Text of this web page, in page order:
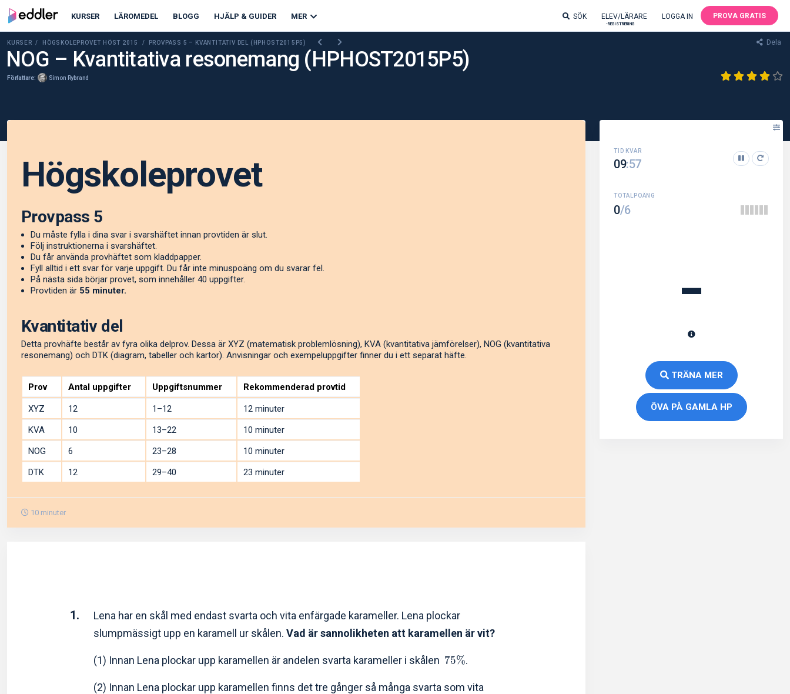
KURSER LÄROMEDEL BLOGG HJÄLP & GUIDER MER SÖK ELEV/LÄRARE
-REGISTRERING
LOGGA IN PROVA GRATIS
Dela
KURSER / HÖGSKOLEPROVET HÖST 2015 / PROVPASS 5 – KVANTITATIV DEL (HPHOST2015P5)
NOG – Kvantitativa resonemang (HPHOST2015P5)
Författare: Simon Rybrand
Högskoleprovet
Provpass 5
Du måste fylla i dina svar i svarshäftet innan provtiden är slut.
Följ instruktionerna i svarshäftet.
Du får använda provhäftet som kladdpapper.
Fyll alltid i ett svar för varje uppgift. Du får inte minuspoäng om du svarar fel.
På nästa sida börjar provet, som innehåller 40 uppgifter.
Provtiden är 55 minuter.
Kvantitativ del
Detta provhäfte består av fyra olika delprov. Dessa är XYZ (matematisk problemlösning), KVA (kvantitativa jämförelser), NOG (kvantitativa
resonemang) och DTK (diagram, tabeller och kartor). Anvisningar och exempeluppgifter finner du i ett separat häfte.
Prov Antal uppgifter Uppgiftsnummer Rekommenderad provtid
XYZ 12 1–12
12 minuter
KVA
10 13–22
10 minuter
NOG
6 23–28
10 minuter
DTK
12 29–40 23 minuter
10 minuter
1.
Lena har en skål med endast svarta och vita enfärgade karameller. Lena plockar
slumpmässigt upp en karamell ur skålen. Vad är sannolikheten att karamellen är vit?
(1) Innan Lena plockar upp karamellen är andelen svarta karameller i skålen 75%.
(2) Innan Lena plockar upp karamellen finns det tre gånger så många svarta som vita
09:57
0/6
-
TRÄNA MER
ÖVA PÅ GAMLA HP